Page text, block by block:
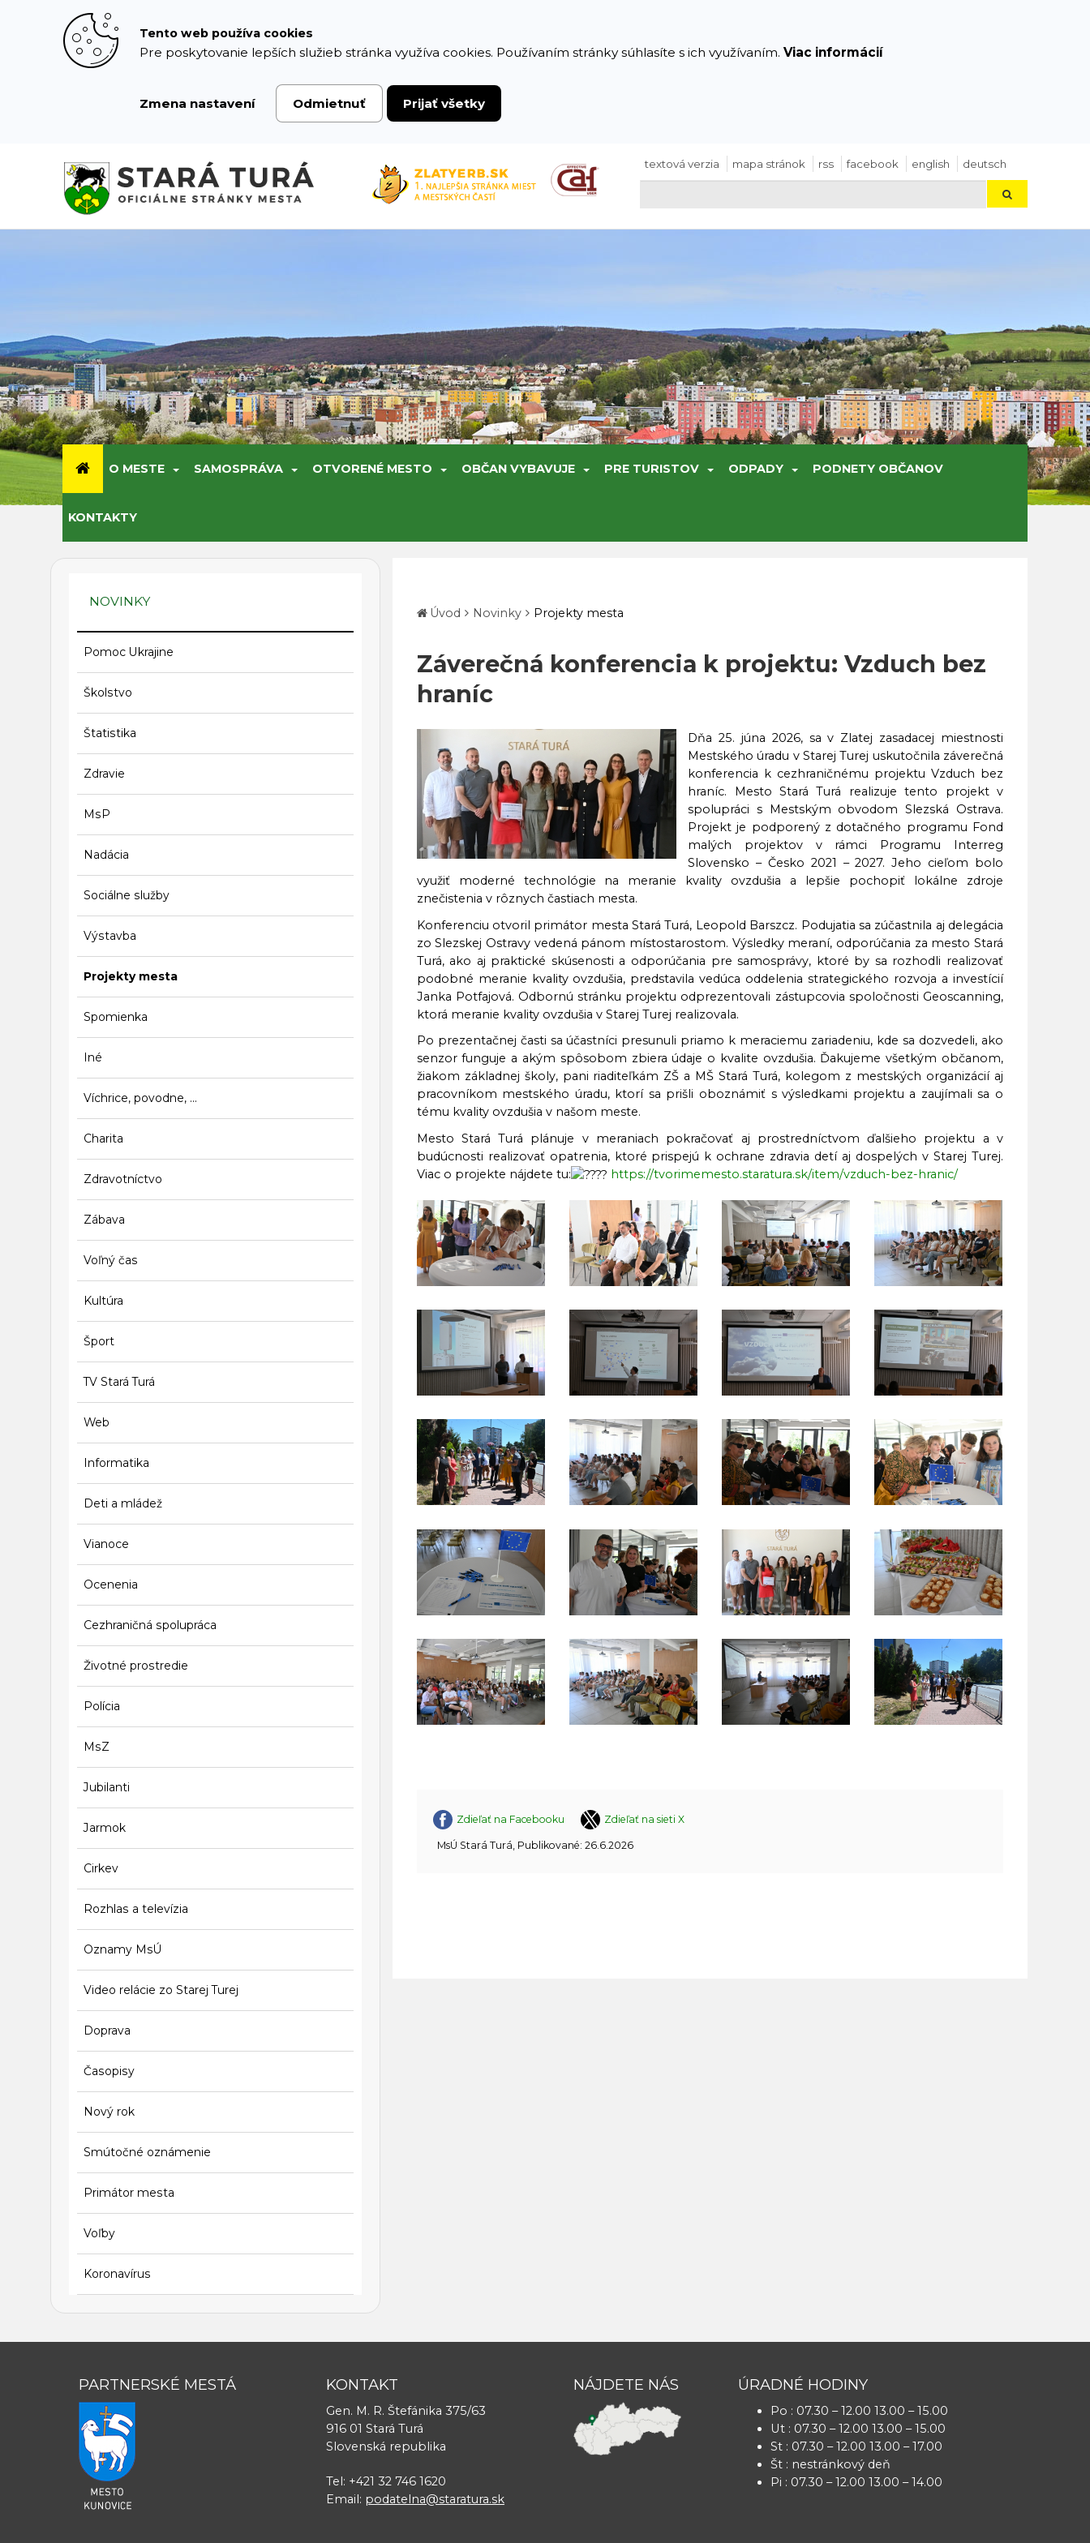
Tento web používa cookies
Pre poskytovanie lepších služieb stránka využíva cookies. Používaním stránky súhlasíte s ich využívaním. Viac informácií
Zmena nastavení Odmietnuť Prijať všetky
textová verzia mapa stránok rss facebook english deutsch
O MESTE SAMOSPRÁVA OTVORENÉ MESTO OBČAN VYBAVUJE PRE TURISTOV ODPADY PODNETY OBČANOV
KONTAKTY
NOVINKY
Pomoc Ukrajine
Školstvo
Štatistika
Zdravie
MsP
Nadácia
Sociálne služby
Výstavba
Projekty mesta
Spomienka
Iné
Víchrice, povodne, ...
Charita
Zdravotníctvo
Zábava
Voľný čas
Kultúra
Šport
TV Stará Turá
Web
Informatika
Deti a mládež
Vianoce
Ocenenia
Cezhraničná spolupráca
Životné prostredie
Polícia
MsZ
Jubilanti
Jarmok
Cirkev
Rozhlas a televízia
Oznamy MsÚ
Video relácie zo Starej Turej
Doprava
Časopisy
Nový rok
Smútočné oznámenie
Primátor mesta
Voľby
Koronavírus
Úvod Novinky Projekty mesta
Záverečná konferencia k projektu: Vzduch bez
hraníc
Dňa 25. júna 2026, sa v Zlatej zasadacej miestnosti
Mestského úradu v Starej Turej uskutočnila záverečná
konferencia k cezhraničnému projektu Vzduch bez
hraníc. Mesto Stará Turá realizuje tento projekt v
spolupráci s Mestským obvodom Slezská Ostrava.
Projekt je podporený z dotačného programu Fond
malých projektov v rámci Programu Interreg
Slovensko – Česko 2021 – 2027. Jeho cieľom bolo
využiť moderné technológie na meranie kvality ovzdušia a lepšie pochopiť lokálne zdroje
znečistenia v rôznych častiach mesta.
Konferenciu otvoril primátor mesta Stará Turá, Leopold Barszcz. Podujatia sa zúčastnila aj delegácia
zo Slezskej Ostravy vedená pánom místostarostom. Výsledky meraní, odporúčania za mesto Stará
Turá, ako aj praktické skúsenosti a odporúčania pre samosprávy, ktoré by sa rozhodli realizovať
podobné meranie kvality ovzdušia, predstavila vedúca oddelenia strategického rozvoja a investícií
Janka Potfajová. Odbornú stránku projektu odprezentovali zástupcovia spoločnosti Geoscanning,
ktorá meranie kvality ovzdušia v Starej Turej realizovala.
Po prezentačnej časti sa účastníci presunuli priamo k meraciemu zariadeniu, kde sa dozvedeli, ako
senzor funguje a akým spôsobom zbiera údaje o kvalite ovzdušia. Ďakujeme všetkým občanom,
žiakom základnej školy, pani riaditeľkám ZŠ a MŠ Stará Turá, kolegom z mestských organizácií aj
pracovníkom mestského úradu, ktorí sa prišli oboznámiť s výsledkami projektu a zaujímali sa o
tému kvality ovzdušia v našom meste.
Mesto Stará Turá plánuje v meraniach pokračovať aj prostredníctvom ďalšieho projektu a v
budúcnosti realizovať opatrenia, ktoré prispejú k ochrane zdravia detí aj dospelých v Starej Turej.
Viac o projekte nájdete tu:
https://tvorimemesto.staratura.sk/item/vzduch-bez-hranic/
Zdieľať na Facebooku Zdieľať na sieti X
MsÚ Stará Turá, Publikované: 26.6.2026
PARTNERSKÉ MESTÁ KONTAKT
Gen. M. R. Štefánika 375/63
916 01 Stará Turá
Slovenská republika
Tel: +421 32 746 1620
Email: podatelna@staratura.sk
NÁJDETE NÁS ÚRADNÉ HODINY
Po : 07.30 – 12.00 13.00 – 15.00
Ut : 07.30 – 12.00 13.00 – 15.00
St : 07.30 – 12.00 13.00 – 17.00
Št : nestránkový deň
Pi : 07.30 – 12.00 13.00 – 14.00